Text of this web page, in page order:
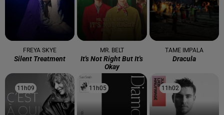
FREYA SKYE
Silent Treatment
MR. BELT
It's Not Right But It's
Okay
TAME IMPALA
Dracula
11h09
11h09 11h05
11h05 11h02
11h02